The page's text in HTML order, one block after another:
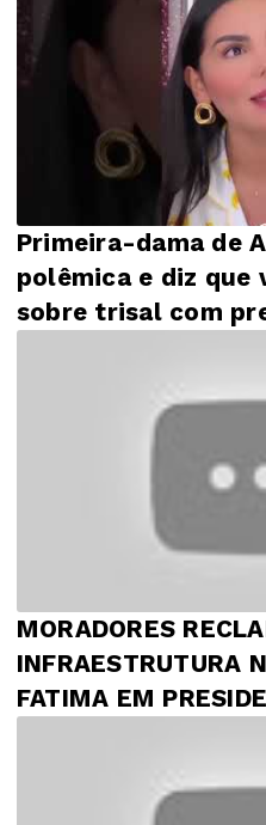
Primeira-dama de
polêmica e diz que
sobre trisal com
MORADORES
INFRAESTRUTURA
FATIMA EM